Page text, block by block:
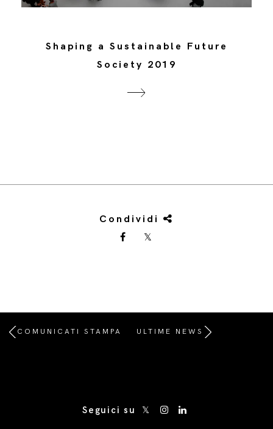
Shaping a Sustainable Future
Society 2019
Condividi
COMUNICATI STAMPA ULTIME NEWS
Seguici su